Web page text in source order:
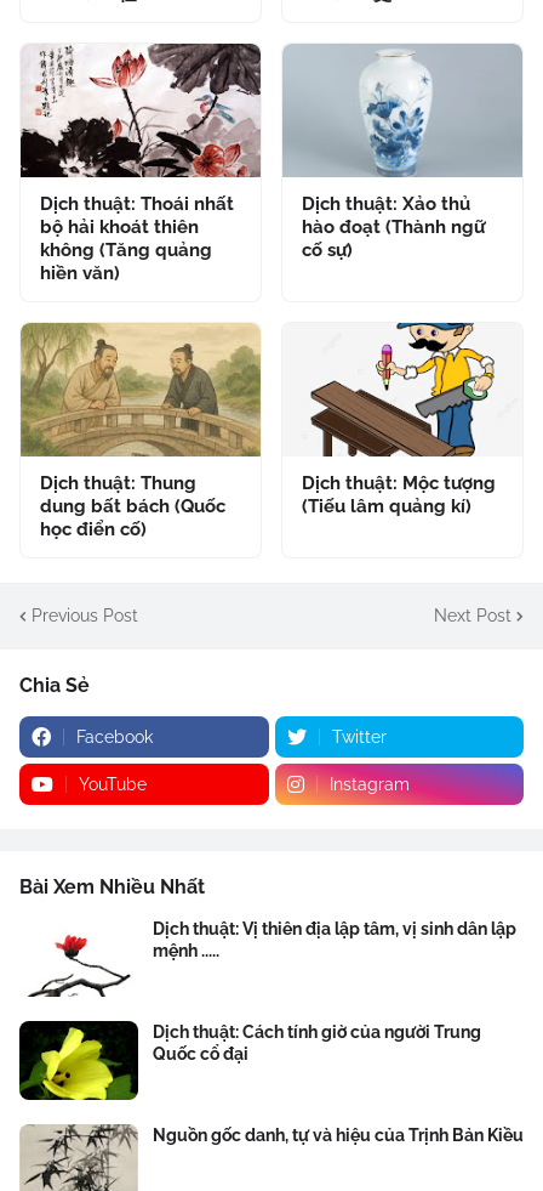
Dịch thuật: Thoái nhất
bộ hải khoát thiên
không (Tăng quảng
hiền văn)
Dịch thuật: Xảo thủ
hào đoạt (Thành ngữ
cố sự)
Dịch thuật: Thung
dung bất bách (Quốc
học điển cố)
Dịch thuật: Mộc tượng
(Tiếu lâm quảng kí)
Previous Post Next Post
Chia Sẻ
Facebook Twitter
YouTube Instagram
Bài Xem Nhiều Nhất
Dịch thuật: Vị thiên địa lập tâm, vị sinh dân lập
mệnh .....
Dịch thuật: Cách tính giờ của người Trung
Quốc cổ đại
Nguồn gốc danh, tự và hiệu của Trịnh Bản Kiều